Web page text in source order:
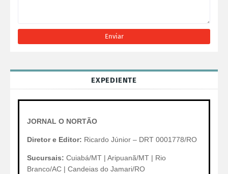
EXPEDIENTE
JORNAL O NORTÃO
Diretor e Editor: Ricardo Júnior – DRT 0001778/RO
Sucursais: Cuiabá/MT | Aripuanã/MT | Rio
Branco/AC | Candeias do Jamari/RO